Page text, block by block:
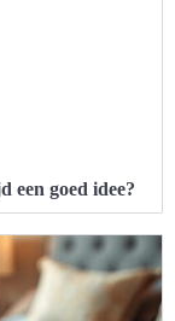
een goed idee?